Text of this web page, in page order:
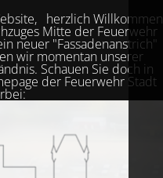
herzlich Willkommen
Mitte der Feuerwehr
neuer "Fassadenanstrich"
wir momentan unserer
Schauen Sie doch in
der Feuerwehr Stadt